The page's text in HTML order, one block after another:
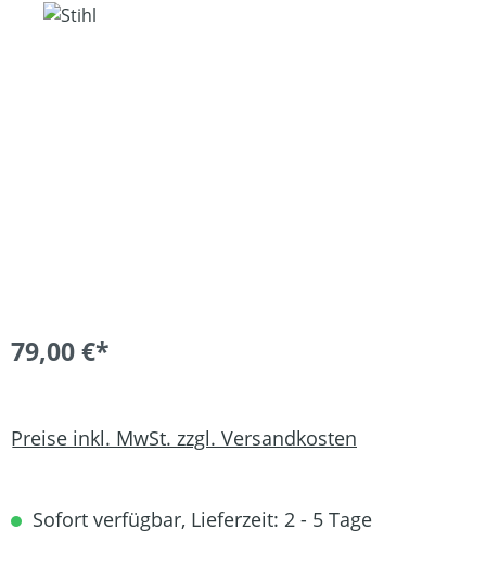
79,00 €*
Preise inkl. MwSt. zzgl. Versandkosten
Sofort verfügbar, Lieferzeit: 2 - 5 Tage